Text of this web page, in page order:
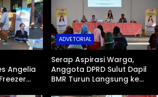
Angelia
ADVETORIAL
Serap Aspirasi Warga,
Anggota DPRD Sulut Dapil
BMR Turun Langsung ke